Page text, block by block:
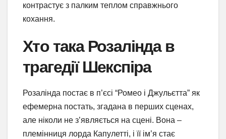
контрастує з палким теплом справжнього
кохання.
Хто така Розалінда в
трагедії Шекспіра
Розалінда постає в п’єсі “Ромео і Джульєтта” як
ефемерна постать, згадана в перших сценах,
але ніколи не з’являється на сцені. Вона –
племінниця лорда Капулетті, і її ім’я стає